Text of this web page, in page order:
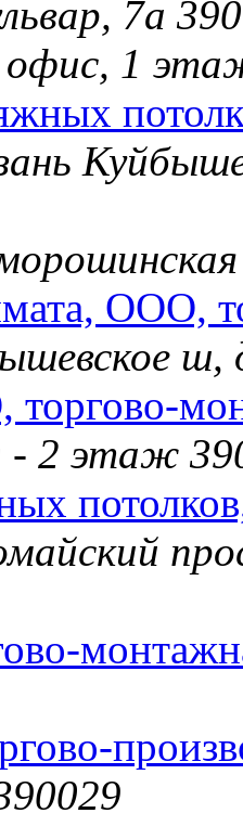
7а
офис, 1
ООО,
ш,
- 2 этаж